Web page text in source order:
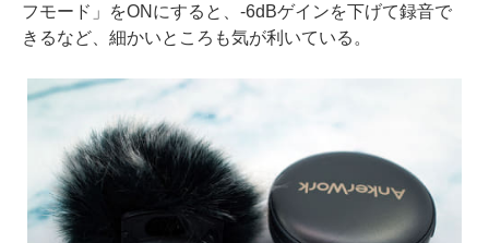
フモード」をONにすると、-6dBゲインを下げて録音で
きるなど、細かいところも気が利いている。